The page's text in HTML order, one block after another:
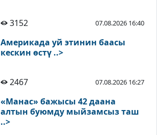
3152 07.08.2026 16:40
Америкада уй этинин баасы
кескин өстү ..>
2467 07.08.2026 16:27
«Манас» бажысы 42 даана
алтын буюмду мыйзамсыз таш
..>